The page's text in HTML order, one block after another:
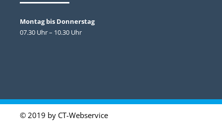
Montag bis Donnerstag
07.30 Uhr – 10.30 Uhr
© 2019 by CT-Webservice